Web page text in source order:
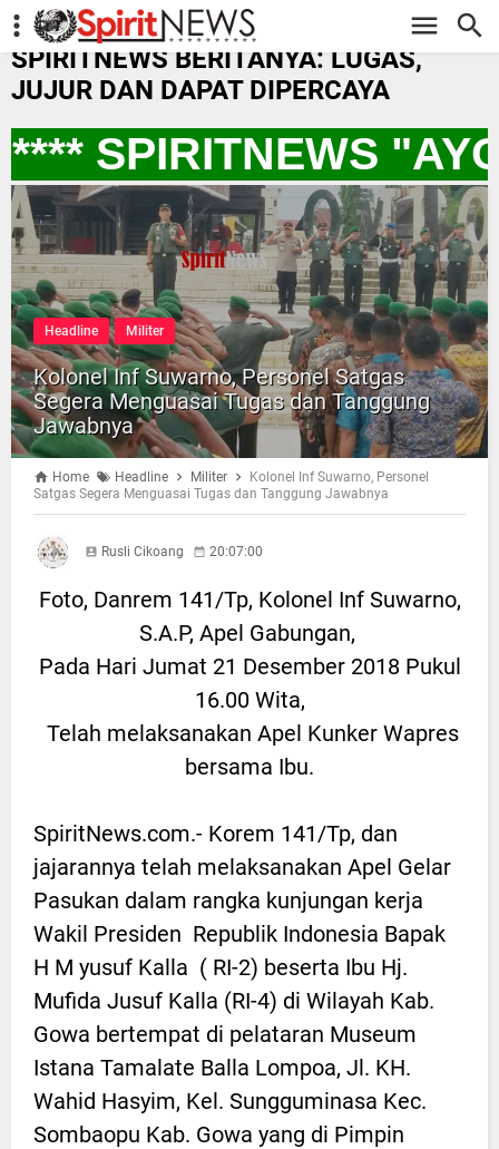
-->
SPIRITNEWS BERITANYA: LUGAS,
JUJUR DAN DAPAT DIPERCAYA
SPIRITNEWS "AYO
Headline Militer
Kolonel Inf Suwarno, Personel Satgas
Segera Menguasai Tugas dan Tanggung
Jawabnya
Home Headline Militer
Kolonel Inf Suwarno, Personel
Satgas Segera Menguasai Tugas dan Tanggung Jawabnya
Rusli Cikoang 20:07:00
Foto, Danrem 141/Tp, Kolonel Inf Suwarno,
S.A.P, Apel Gabungan,
Pada Hari Jumat 21 Desember 2018 Pukul
16.00 Wita,
Telah melaksanakan Apel Kunker Wapres
bersama Ibu.
SpiritNews.com.- Korem 141/Tp, dan
jajarannya telah melaksanakan Apel Gelar
Pasukan dalam rangka kunjungan kerja
Wakil Presiden Republik Indonesia Bapak
H M yusuf Kalla ( RI-2) beserta Ibu Hj.
Mufida Jusuf Kalla (RI-4) di Wilayah Kab.
Gowa bertempat di pelataran Museum
Istana Tamalate Balla Lompoa, Jl. KH.
Wahid Hasyim, Kel. Sungguminasa Kec.
Sombaopu Kab. Gowa yang di Pimpin